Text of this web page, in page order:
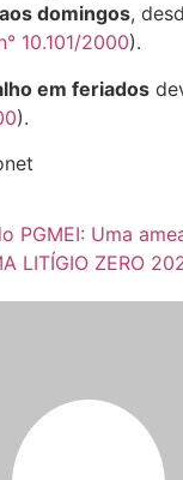
domingos,
10.101/2000).
em feriados
).
PGMEI: Uma
LITÍGIO ZERO